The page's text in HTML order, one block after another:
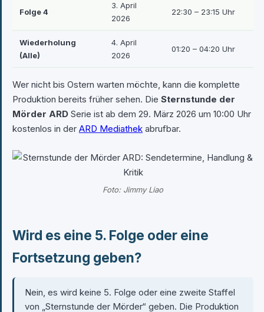
Folge 4
3. April
2026
22:30 – 23:15 Uhr
Wiederholung
(Alle)
4. April
2026
01:20 – 04:20 Uhr
Wer nicht bis Ostern warten möchte, kann die komplette
Produktion bereits früher sehen. Die Sternstunde der
Mörder ARD Serie ist ab dem 29. März 2026 um 10:00 Uhr
kostenlos in der ARD Mediathek abrufbar.
Foto: Jimmy Liao
Wird es eine 5. Folge oder eine
Fortsetzung geben?
Nein, es wird keine 5. Folge oder eine zweite Staffel
von „Sternstunde der Mörder“ geben. Die Produktion